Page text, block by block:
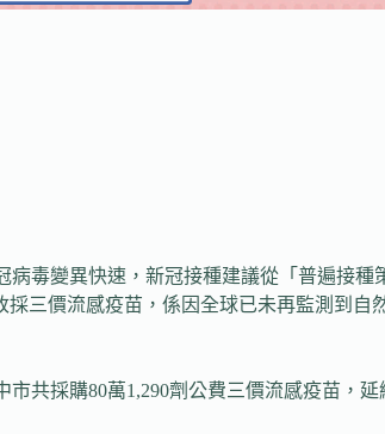
毒變異快速，新冠接種建議從「普遍接
價流感疫苗，係因全球已未再監測到自
共採購80萬1,290劑公費三價流感疫苗，